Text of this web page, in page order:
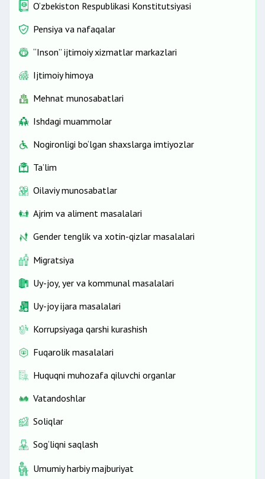
O‘zbekiston Respublikasi Konstitutsiyasi
Pensiya va nafaqalar
“Inson” ijtimoiy xizmatlar markazlari
Ijtimoiy himoya
Mehnat munosabatlari
Ishdagi muammolar
Nogironligi bo‘lgan shaxslarga imtiyozlar
Ta’lim
Oilaviy munosabatlar
Ajrim va aliment masalalari
Gender tenglik va xotin-qizlar masalalari
Migratsiya
Uy-joy, yer va kommunal masalalari
Uy-joy ijara masalalari
Korrupsiyaga qarshi kurashish
Fuqarolik masalalari
Huquqni muhozafa qiluvchi organlar
Vatandoshlar
Soliqlar
Sog‘liqni saqlash
Umumiy harbiy majburiyat